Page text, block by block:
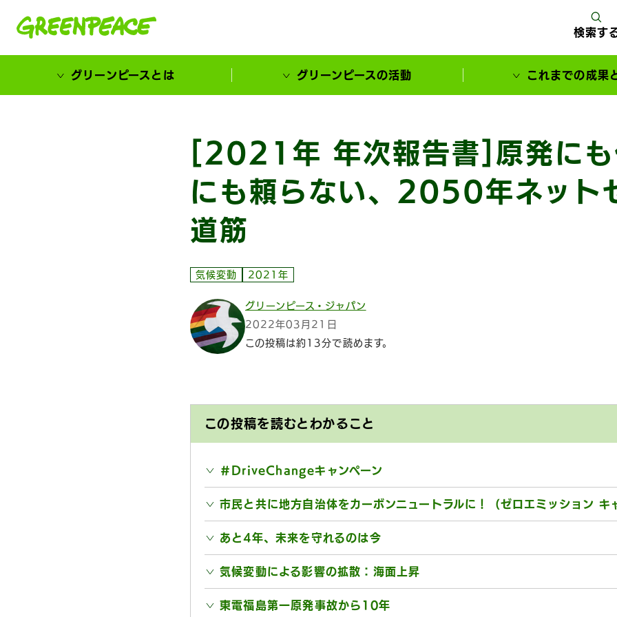
検索す
グリーンピースとは グリーンピースの活動 これまでの成果
[2021年 年次報告書]原発にも
にも頼らない、2050年ネット
道筋
気候変動 2021年
グリーンピース・ジャパン
2022年03月21日
この投稿は約13分で読めます。
この投稿を読むとわかること
＃DriveChangeキャンペーン
市民と共に地方自治体をカーボンニュートラルに！（ゼロエミッション キ
あと4年、未来を守れるのは今
気候変動による影響の拡散：海面上昇
東電福島第一原発事故から10年